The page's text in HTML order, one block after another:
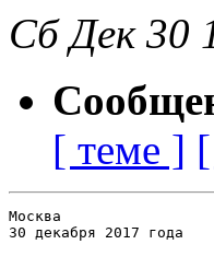
Сб Дек 30
[ теме ]
Москва
30 декабря 2017 года